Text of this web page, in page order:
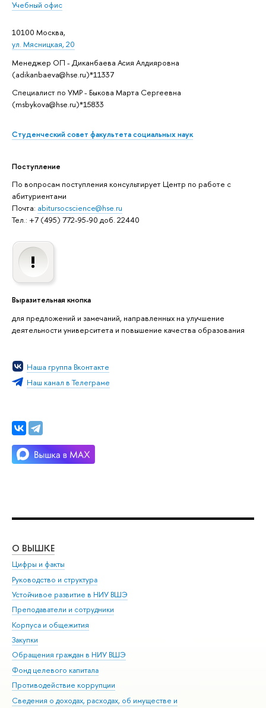
Учебный офис
10100 Москва,
ул. Мясницкая, 20
Менеджер ОП - Диканбаева Асия Алдияровна
(adikanbaeva@hse.ru)*11337
Специалист по УМР - Быкова Марта Сергеевна
(msbykova@hse.ru)*15833
Студенческий совет факультета социальных наук
Поступление
По вопросам поступления консультирует Центр по работе с
абитуриентами
Почта: abitursocscience@hse.ru
Тел.: +7 (495) 772-95-90 доб. 22440
Выразительная кнопка
для предложений и замечаний, направленных на улучшение
деятельности университета и повышение качества образования
Наша группа Вконтакте
Наш канал в Телеграме
О ВЫШКЕ
Цифры и факты
Руководство и структура
Устойчивое развитие в НИУ ВШЭ
Преподаватели и сотрудники
Корпуса и общежития
Закупки
Обращения граждан в НИУ ВШЭ
Фонд целевого капитала
Противодействие коррупции
Сведения о доходах, расходах, об имуществе и